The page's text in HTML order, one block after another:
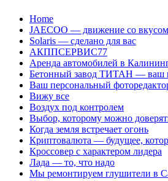
Перейти
содержанию
Home
JAECOO — движение со вкусом
Solaris — сделано для вас
АКППСЕРВИС77
Аренда автомобилей в
Бетонный завод ТИТАН — ваш
Ваш персональный
Вижу все
Воздух под контролем
Выбор, которому можно
Когда земля встречает огонь
Криптовалюта — будущее,
Кроссовер с характером лидера
Лада — то, что надо
Мы ремонтируем глушители в